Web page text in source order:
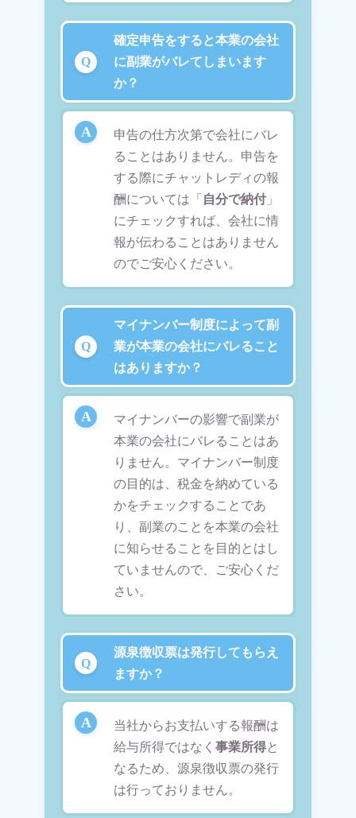
確定申告をすると本業の会社
に副業がバレてしまいます
か？
申告の仕方次第で会社にバレ
ることはありません。申告を
する際にチャットレディの報
酬については「 自分で納付 」
にチェックすれば、会社に情
報が伝わることはありません
のでご安心ください。
マイナンバー制度によって副
業が本業の会社にバレること
はありますか？
マイナンバーの影響で副業が
本業の会社にバレることはあ
りません。マイナンバー制度
の目的は、税金を納めている
かをチェックすることであ
り、副業のことを本業の会社
に知らせることを目的とはし
ていませんので、ご安心くだ
さい。
源泉徴収票は発行してもらえ
ますか？
当社からお支払いする報酬は
給与所得ではなく 事業所得と
なるため、源泉徴収票の発行
は行っておりません。